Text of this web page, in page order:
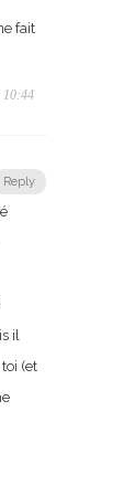
fait
10:44
Reply
il
(et